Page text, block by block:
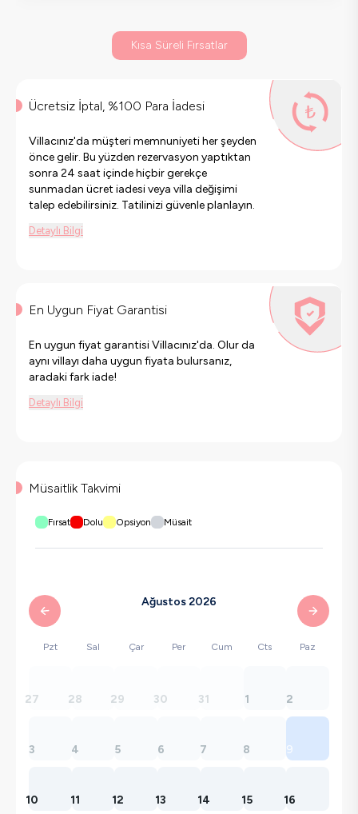
Kısa Süreli Fırsatlar
Ücretsiz İptal, %100 Para İadesi
Villacınız'da müşteri memnuniyeti her şeyden
önce gelir. Bu yüzden rezervasyon yaptıktan
sonra 24 saat içinde hiçbir gerekçe
sunmadan ücret iadesi veya villa değişimi
talep edebilirsiniz. Tatilinizi güvenle planlayın.
Detaylı Bilgi
En Uygun Fiyat Garantisi
En uygun fiyat garantisi Villacınız'da. Olur da
aynı villayı daha uygun fiyata bulursanız,
aradaki fark iade!
Detaylı Bilgi
Müsaitlik Takvimi
Fırsat Dolu Opsiyon Müsait
Ağustos 2026
Pzt Sal Çar Per Cum Cts Paz
27 28 29 30 31 1 2
3 4 5 6 7 8 9
10 11 12 13 14 15 16